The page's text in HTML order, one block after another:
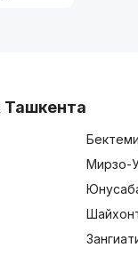
Ташкента
Мирзо-